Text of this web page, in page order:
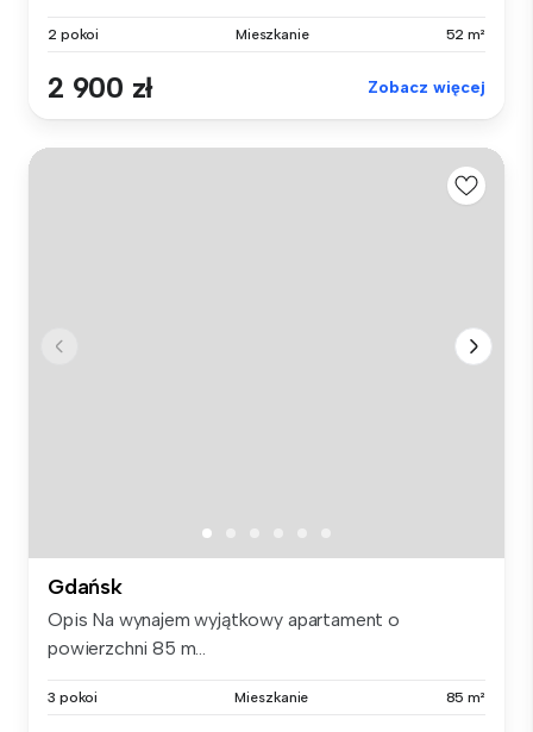
2 pokoi Mieszkanie 52 m²
2 900 zł Zobacz więcej
Gdańsk
Opis Na wynajem wyjątkowy apartament o
powierzchni 85 m...
3 pokoi Mieszkanie 85 m²